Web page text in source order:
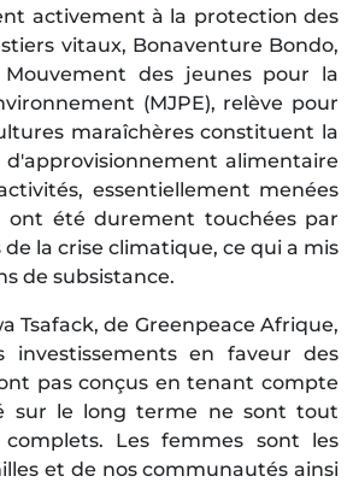
activement à la protection des
vitaux, Bonaventure Bondo,
des jeunes pour la
(MJPE), relève pour
maraîchères constituent la
d'approvisionnement alimentaire
essentiellement menées
ont été durement touchées par
de la crise climatique, ce qui a mis
de subsistance.
Tsafack, de Greenpeace Afrique,
investissements en faveur des
pas conçus en tenant compte
sur le long terme ne sont tout
Les femmes sont les
et de nos communautés ainsi